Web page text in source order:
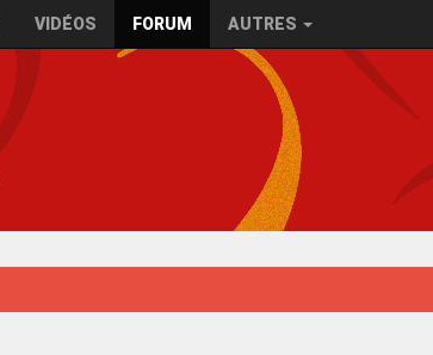
VIDÉOS FORUM AUTRES